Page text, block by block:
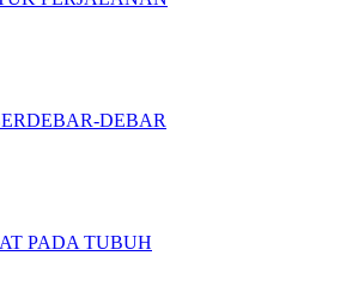
DEBAR
PADA TUBUH